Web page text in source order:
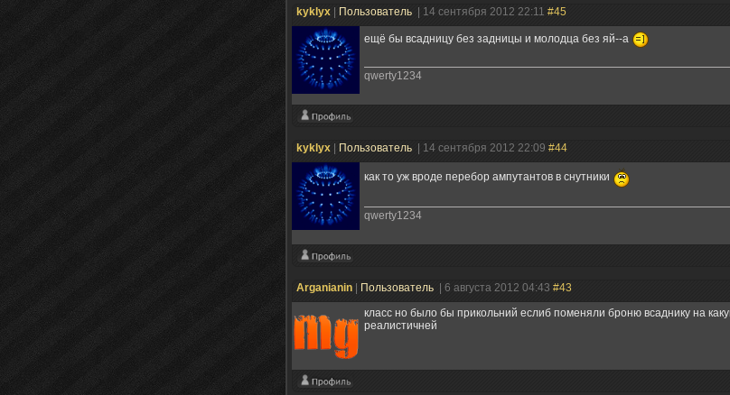
kyklyx Пользователь | 14 сентября 2012 22:11 #45
ещё бы всадницу без задницы и молодца без яй--а
qwerty1234
kyklyx Пользователь | 14 сентября 2012 22:09 #44
как то уж вроде перебор ампутантов в снутники
qwerty1234
Arganianin Пользователь | 6 августа 2012 04:43 #43
класс но было бы прикольний еслиб поменяли броню всаднику на
реалистичней